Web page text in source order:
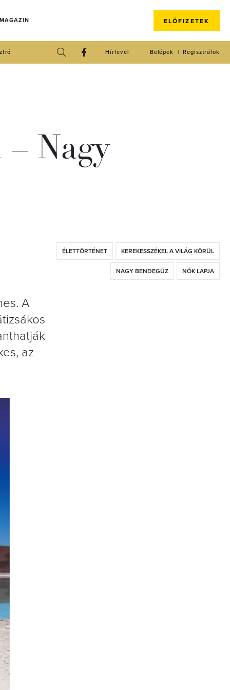
ELŐFIZETEK
Regisztrálok
Belépek
Hírlevél
Nagy
ÉLETTÖRTÉNET KEREKESSZÉKEL A VILÁG KÖRÜL
NAGY BENDEGÚZ NŐK LAPJA
A
az